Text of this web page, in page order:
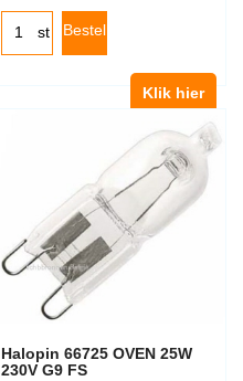
st Bestel
Klik hier
Halopin 66725 OVEN 25W
230V G9 FS